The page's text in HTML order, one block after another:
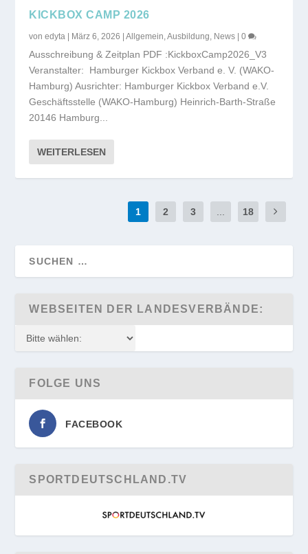
KICKBOX CAMP 2026
vonedyta | März 6, 2026 |Allgemein,Ausbildung, News |0
Ausschreibung & Zeitplan PDF :KickboxCamp2026_V3
Veranstalter: Hamburger Kickbox Verband e. V. (WAKO-
Hamburg) Ausrichter: Hamburger Kickbox Verband e.V.
Geschäftsstelle (WAKO-Hamburg) Heinrich-Barth-Straße
20146 Hamburg...
WEITERLESEN
1 2 3 18
WEBSEITEN DER LANDESVERBÄNDE:
FOLGE UNS
FACEBOOK
SPORTDEUTSCHLAND.TV